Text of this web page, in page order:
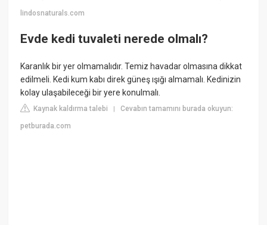
lindosnaturals.com
Evde kedi tuvaleti nerede olmalı?
Karanlık bir yer olmamalıdır. Temiz havadar olmasına dikkat
edilmeli. Kedi kum kabı direk güneş ışığı almamalı. Kedinizin
kolay ulaşabileceği bir yere konulmalı.
Kaynak kaldırma talebi |Cevabın tamamını burada okuyun:
petburada.com